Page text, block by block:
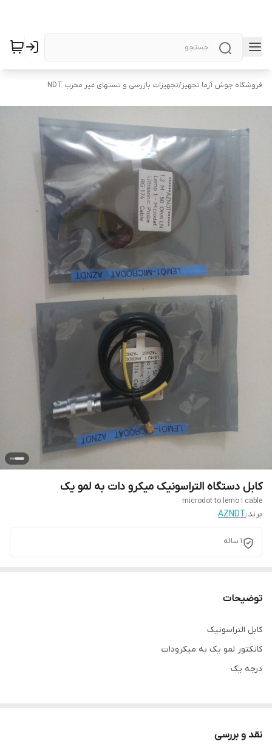
فروشگاه جوش آزما تجهیز/تجهیزات بازرسی و تستهای غیر مخرب NDT
کابل دستگاه التراسونیک میکرو دات به لمو یک
microdot to lemo 1 cable
برند:AZNDT
1 ساله
توضیحات
کابل التراسونیک
کانکتور لمو یک به میکرودات
درجه یک
نقد و بررسی